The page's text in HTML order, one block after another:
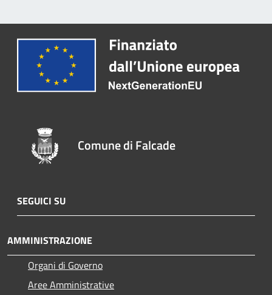
Comune di Falcade
SEGUICI SU
AMMINISTRAZIONE
Organi di Governo
Aree Amministrative